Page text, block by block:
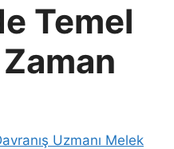
Temel
Uzmanı Melek